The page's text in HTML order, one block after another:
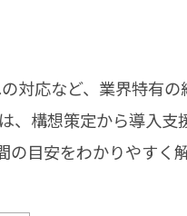
対応など、業界特有の
、構想策定から導入支
目安をわかりやすく解